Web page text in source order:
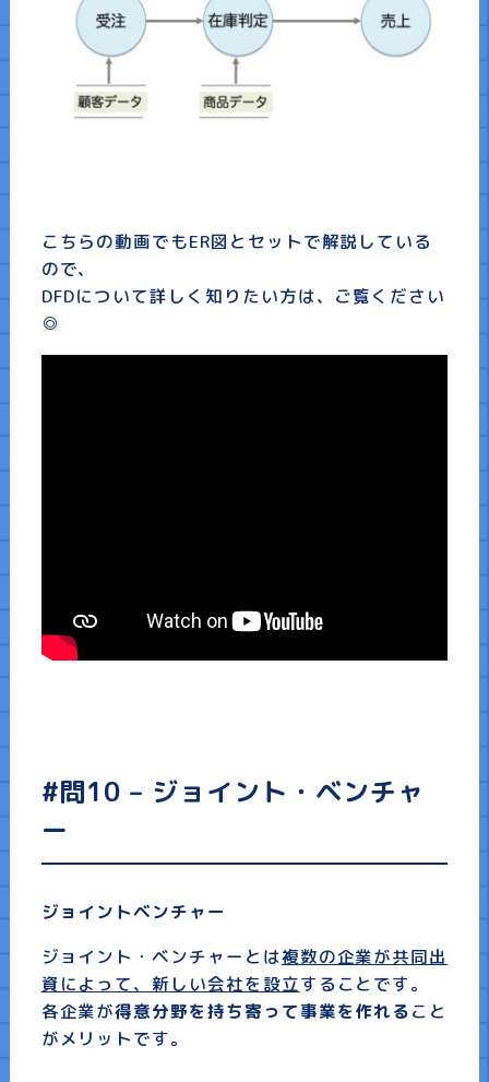
こちらの動画でもER図とセットで解説している
ので、
DFDについて詳しく知りたい方は、ご覧ください
◎
#問10 – ジョイント・ベンチャ
ー
ジョイントベンチャー
ジョイント・ベンチャーとは複数の企業が共同出
資によって、新しい会社を設立することです。
各企業が得意分野を持ち寄って事業を作れること
がメリットです。